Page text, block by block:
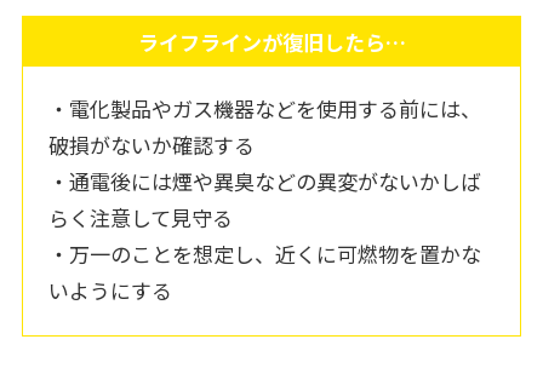
ライフラインが復旧したら…
・電化製品やガス機器などを使用する前には、
破損がないか確認する
・通電後には煙や異臭などの異変がないかしば
らく注意して見守る
・万一のことを想定し、近くに可燃物を置かな
いようにする